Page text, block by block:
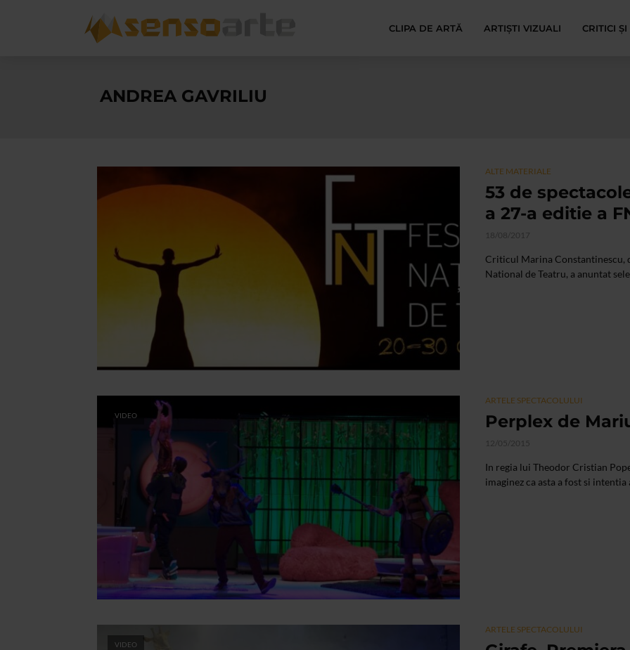
CLIPA DE ARTĂ ARTIȘTI VIZUALI CRITICI
ANDREA GAVRILIU
ALTE MATERIALE
53 de
a 27-a editie a
18/08/2017
Criticul Marina Constantinescu,
National de Teatru, a anuntat
VIDEO
ARTELE SPECTACOLULUI
Perplex de
12/05/2015
In regia lui Theodor Cristian
imaginez ca asta a fost si
VIDEO
ARTELE SPECTACOLULUI